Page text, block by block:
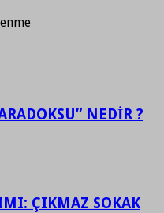
NEDİR ?
ÇIKMAZ SOKAK